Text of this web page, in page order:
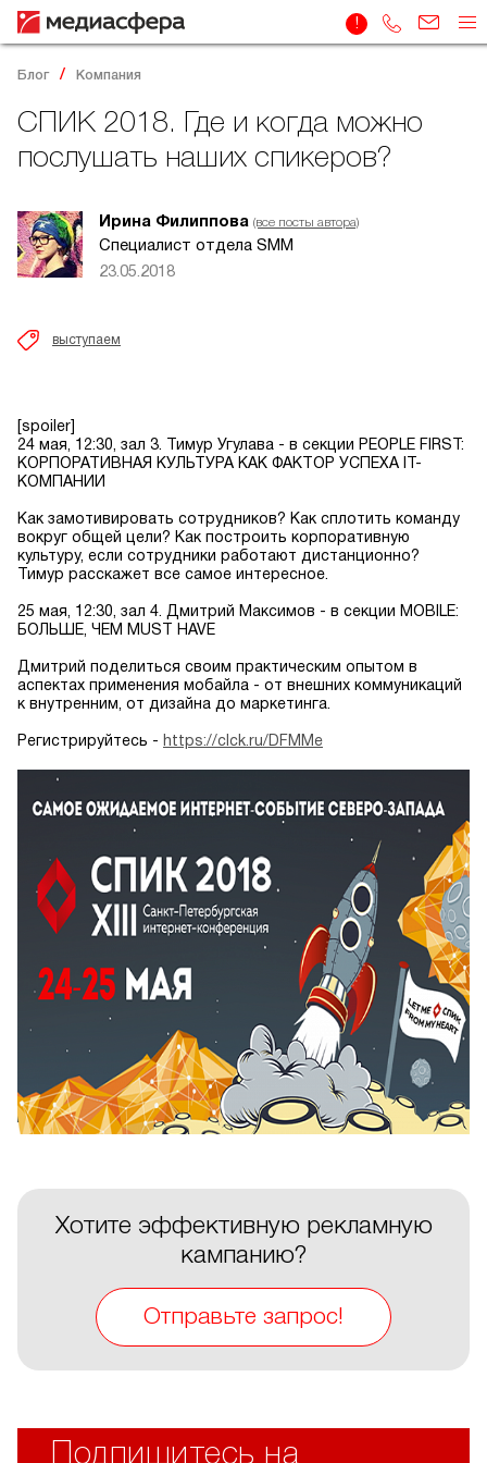
Блог Компания
СПИК 2018. Где и когда можно
послушать наших спикеров?
Ирина Филиппова (все посты автора)
Специалист отдела SMM
23.05.2018
выступаем
[spoiler]
24 мая, 12:30, зал 3. Тимур Угулава - в секции PEOPLE FIRST:
КОРПОРАТИВНАЯ КУЛЬТУРА КАК ФАКТОР УСПЕХА IT-
КОМПАНИИ
Как замотивировать сотрудников? Как сплотить команду
вокруг общей цели? Как построить корпоративную
культуру, если сотрудники работают дистанционно?
Тимур расскажет все самое интересное.
25 мая, 12:30, зал 4. Дмитрий Максимов - в секции MOBILE:
БОЛЬШЕ, ЧЕМ MUST HAVE
Дмитрий поделиться своим практическим опытом в
аспектах применения мобайла - от внешних коммуникаций
к внутренним, от дизайна до маркетинга.
Регистрируйтесь - https://clck.ru/DFMMe
Хотите эффективную рекламную
кампанию?
Отправьте запрос!
Подпишитесь на